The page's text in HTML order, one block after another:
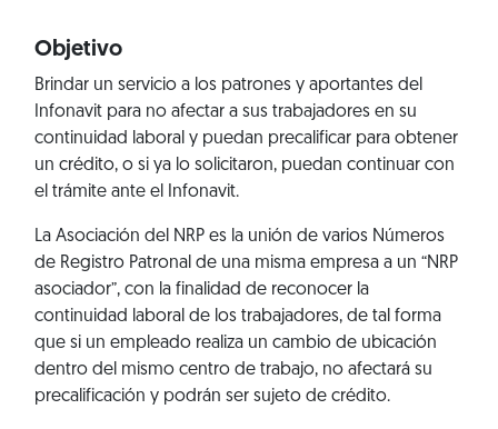
Objetivo
Brindar un servicio a los patrones y aportantes del
Infonavit para no afectar a sus trabajadores en su
continuidad laboral y puedan precalificar para obtener
un crédito, o si ya lo solicitaron, puedan continuar con
el trámite ante el Infonavit.
La Asociación del NRP es la unión de varios Números
de Registro Patronal de una misma empresa a un “NRP
asociador”, con la finalidad de reconocer la
continuidad laboral de los trabajadores, de tal forma
que si un empleado realiza un cambio de ubicación
dentro del mismo centro de trabajo, no afectará su
precalificación y podrán ser sujeto de crédito.